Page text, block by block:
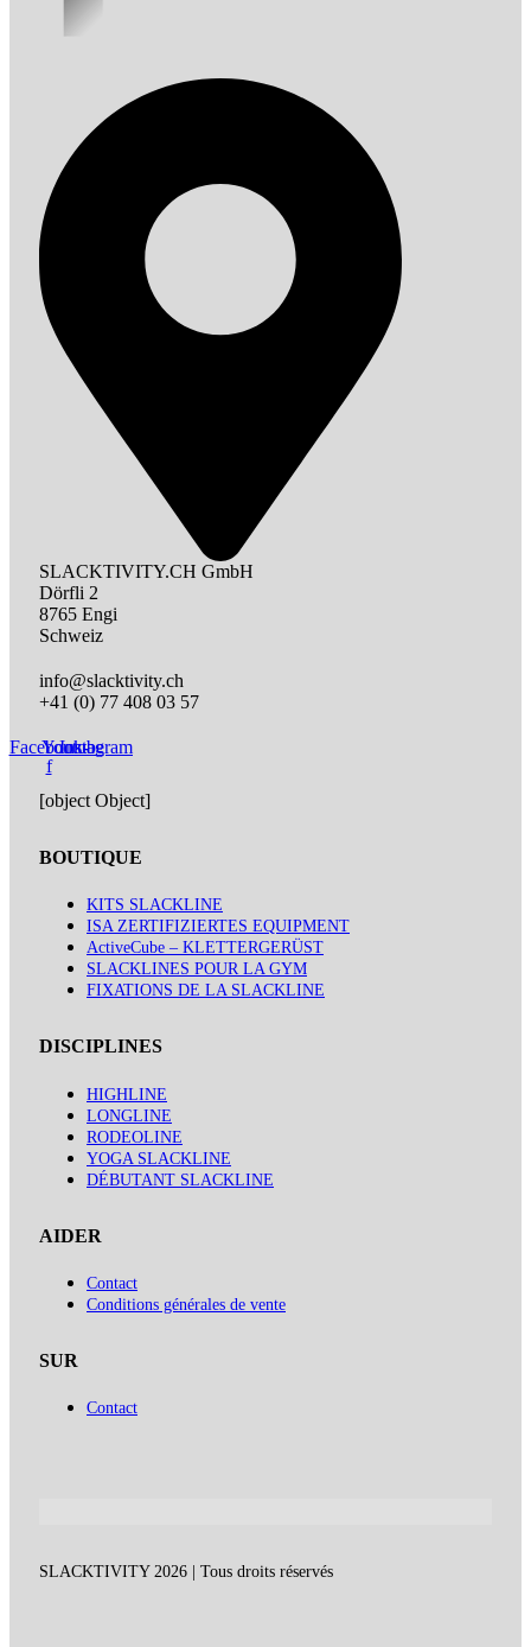
SLACKTIVITY.CH GmbH
Dörfli 2
8765 Engi
Schweiz
info@slacktivity.ch
+41 (0) 77 408 03 57
Facebook-
f
Youtube
Instagram
[object Object]
BOUTIQUE
KITS SLACKLINE
ISA ZERTIFIZIERTES EQUIPMENT
ActiveCube – KLETTERGERÜST
SLACKLINES POUR LA GYM
FIXATIONS DE LA SLACKLINE
DISCIPLINES
HIGHLINE
LONGLINE
RODEOLINE
YOGA SLACKLINE
DÉBUTANT SLACKLINE
AIDER
Contact
Conditions générales de vente
SUR
Contact
SLACKTIVITY 2026 | Tous droits réservés